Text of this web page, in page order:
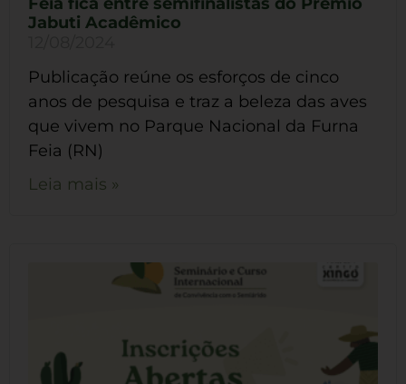
Jabuti Acadêmico
Publicação reúne os esforços de cinco
anos de pesquisa e traz a beleza das aves
que vivem no Parque Nacional da Furna
Feia (RN)
Leia mais »